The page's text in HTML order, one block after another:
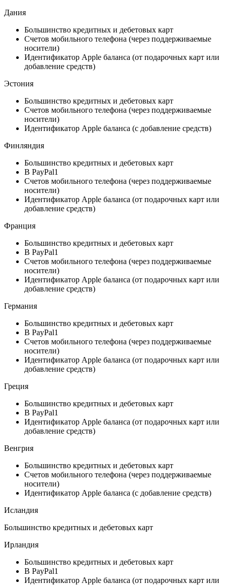
Дания
Большинство кредитных и дебетовых карт
Счетов мобильного телефона (через поддерживаемые
носители)
Идентификатор Apple баланса (от подарочных карт или
добавление средств)
Эстония
Большинство кредитных и дебетовых карт
Счетов мобильного телефона (через поддерживаемые
носители)
Идентификатор Apple баланса (с добавление средств)
Финляндия
Большинство кредитных и дебетовых карт
В PayPal1
Счетов мобильного телефона (через поддерживаемые
носители)
Идентификатор Apple баланса (от подарочных карт или
добавление средств)
Франция
Большинство кредитных и дебетовых карт
В PayPal1
Счетов мобильного телефона (через поддерживаемые
носители)
Идентификатор Apple баланса (от подарочных карт или
добавление средств)
Германия
Большинство кредитных и дебетовых карт
В PayPal1
Счетов мобильного телефона (через поддерживаемые
носители)
Идентификатор Apple баланса (от подарочных карт или
добавление средств)
Греция
Большинство кредитных и дебетовых карт
В PayPal1
Идентификатор Apple баланса (от подарочных карт или
добавление средств)
Венгрия
Большинство кредитных и дебетовых карт
Счетов мобильного телефона (через поддерживаемые
носители)
Идентификатор Apple баланса (с добавление средств)
Исландия
Большинство кредитных и дебетовых карт
Ирландия
Большинство кредитных и дебетовых карт
В PayPal1
Идентификатор Apple баланса (от подарочных карт или